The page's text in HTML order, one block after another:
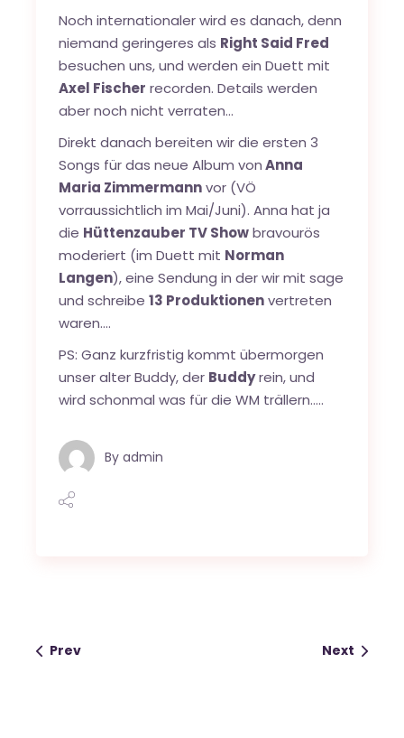
Noch internationaler wird es danach, denn
niemand geringeres als Right Said Fred
besuchen uns, und werden ein Duett mit
Axel Fischer recorden. Details werden
aber noch nicht verraten…
Direkt danach bereiten wir die ersten 3
Songs für das neue Album vonAnna
Maria Zimmermannvor (VÖ
vorraussichtlich im Mai/Juni). Anna hat ja
die Hüttenzauber TV Showbravourös
moderiert (im Duett mit Norman
Langen), eine Sendung in der wir mit sage
und schreibe13 Produktionenvertreten
waren….
PS: Ganz kurzfristig kommt übermorgen
unser alter Buddy, der Buddyrein, und
wird schonmal was für die WM trällern…..
By admin
Prev Next